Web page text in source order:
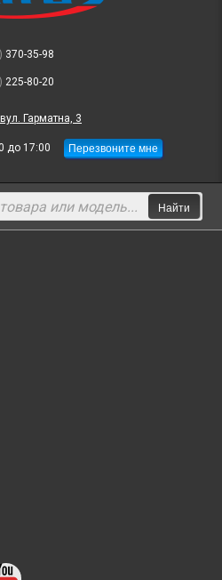
370-35-98
225-80-20
Гарматна, 3
до 17:00 Перезвоните мне
Найти